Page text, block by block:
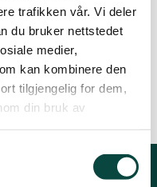
trafikken vår. Vi deler
du bruker nettstedet
medier,
kan kombinere den
tilgjengelig for dem,
din bruk av